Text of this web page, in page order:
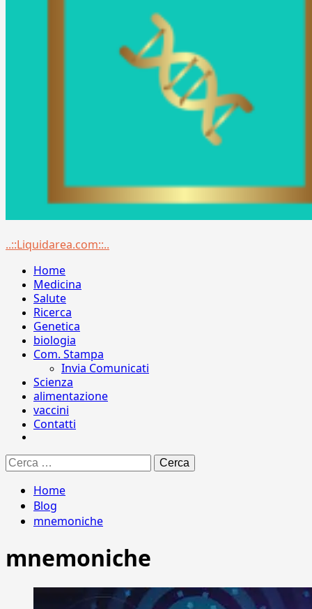
Menu
..::Liquidarea.com::..
Home
Medicina
Salute
Ricerca
Genetica
biologia
Com. Stampa
Invia Comunicati
Scienza
alimentazione
vaccini
Contatti
Ricerca
per:
Home
Blog
mnemoniche
mnemoniche